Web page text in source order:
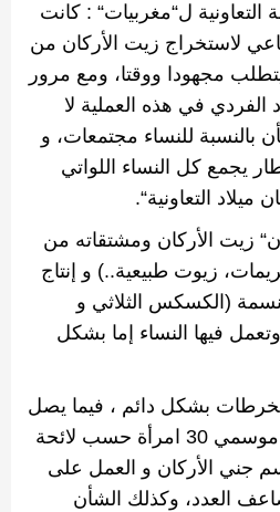
التعاونية ل“مغربيات“
‫:‬ كانت
لاستخراج زيت الأركان من
مجهودا ووقتا، ومع مرور
الفردي في هذه العملية لا
بالنسبة للنساء مجتمعات، و
يجمع كل النساء اللواتي
التعاونية“
‬.
“ زيت الأركان ومشتقاته من
زيوت طبيعية‫..
) و إنتاج
( الكسكس الثلاثي و
فيها النساء إما بشكل
بشكل دائم ، فيما يصل
موسمي 30 امرأة حسب لائحة
جني الأركان و العمل على
العدد، وكذلك الشأن